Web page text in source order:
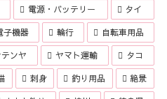
電源・バッテリー タイ
子機器 輪行 自転車用品
ンヤ ヤマト運輸 タコ
刺身 釣り用品 絶景